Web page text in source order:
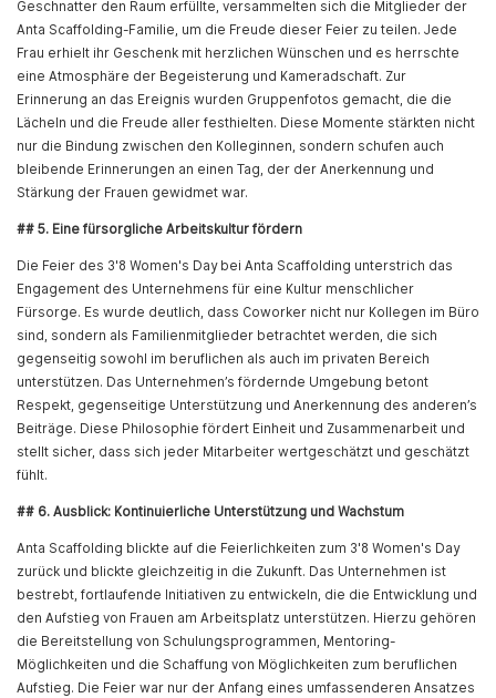
Geschnatter den Raum erfüllte, versammelten sich die Mitglieder der
Anta Scaffolding-Familie, um die Freude dieser Feier zu teilen. Jede
Frau erhielt ihr Geschenk mit herzlichen Wünschen und es herrschte
eine Atmosphäre der Begeisterung und Kameradschaft. Zur
Erinnerung an das Ereignis wurden Gruppenfotos gemacht, die die
Lächeln und die Freude aller festhielten. Diese Momente stärkten nicht
nur die Bindung zwischen den Kolleginnen, sondern schufen auch
bleibende Erinnerungen an einen Tag, der der Anerkennung und
Stärkung der Frauen gewidmet war.
## 5. Eine fürsorgliche Arbeitskultur fördern
Die Feier des 3'8 Women's Day bei Anta Scaffolding unterstrich das
Engagement des Unternehmens für eine Kultur menschlicher
Fürsorge. Es wurde deutlich, dass Coworker nicht nur Kollegen im Büro
sind, sondern als Familienmitglieder betrachtet werden, die sich
gegenseitig sowohl im beruflichen als auch im privaten Bereich
unterstützen. Das Unternehmen’s fördernde Umgebung betont
Respekt, gegenseitige Unterstützung und Anerkennung des anderen’s
Beiträge. Diese Philosophie fördert Einheit und Zusammenarbeit und
stellt sicher, dass sich jeder Mitarbeiter wertgeschätzt und geschätzt
fühlt.
## 6. Ausblick: Kontinuierliche Unterstützung und Wachstum
Anta Scaffolding blickte auf die Feierlichkeiten zum 3'8 Women's Day
zurück und blickte gleichzeitig in die Zukunft. Das Unternehmen ist
bestrebt, fortlaufende Initiativen zu entwickeln, die die Entwicklung und
den Aufstieg von Frauen am Arbeitsplatz unterstützen. Hierzu gehören
die Bereitstellung von Schulungsprogrammen, Mentoring-
Möglichkeiten und die Schaffung von Möglichkeiten zum beruflichen
Aufstieg. Die Feier war nur der Anfang eines umfassenderen Ansatzes